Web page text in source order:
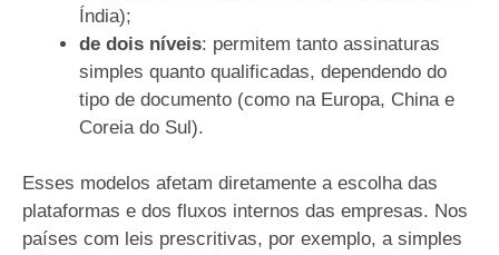
Índia);
de dois níveis: permitem tanto assinaturas
simples quanto qualificadas, dependendo do
tipo de documento (como na Europa, China e
Coreia do Sul).
Esses modelos afetam diretamente a escolha das
plataformas e dos fluxos internos das empresas. Nos
países com leis prescritivas, por exemplo, a simples